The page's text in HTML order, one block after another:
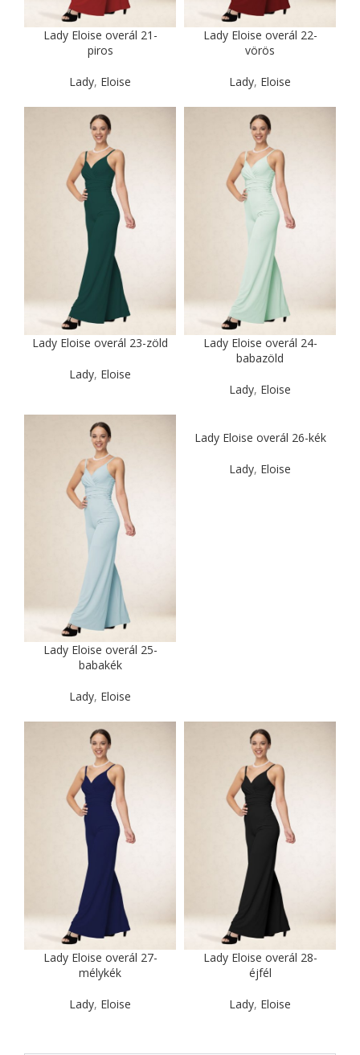
Lady Eloise overál 21-
piros
Lady, Eloise
Lady Eloise overál 22-
vörös
Lady, Eloise
Lady Eloise overál 23-zöld
Lady, Eloise
Lady Eloise overál 24-
babazöld
Lady, Eloise
Lady Eloise overál 25-
babakék
Lady, Eloise
Lady Eloise overál 26-kék
Lady, Eloise
Lady Eloise overál 27-
mélykék
Lady, Eloise
Lady Eloise overál 28-
éjfél
Lady, Eloise